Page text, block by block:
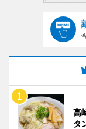
高
タ